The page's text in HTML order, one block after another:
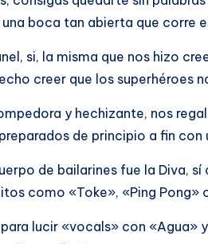
boca tan abierta que corre
si, la misma que nos hizo
creer que los superhéroes
y hechizante, nos
de principio a fin con
de bailarines fue la Diva, sí
como «Toke», «Ping
lucir «vocals» con «Agua»